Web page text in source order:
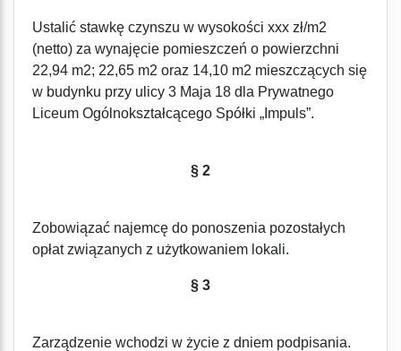
Ustalić stawkę czynszu w wysokości xxx zł/m2
(netto) za wynajęcie pomieszczeń o powierzchni
22,94 m2; 22,65 m2 oraz 14,10 m2 mieszczących się
w budynku przy ulicy 3 Maja 18 dla Prywatnego
Liceum Ogólnokształcącego Spółki „Impuls”.
§ 2
Zobowiązać najemcę do ponoszenia pozostałych
opłat związanych z użytkowaniem lokali.
§ 3
Zarządzenie wchodzi w życie z dniem podpisania.